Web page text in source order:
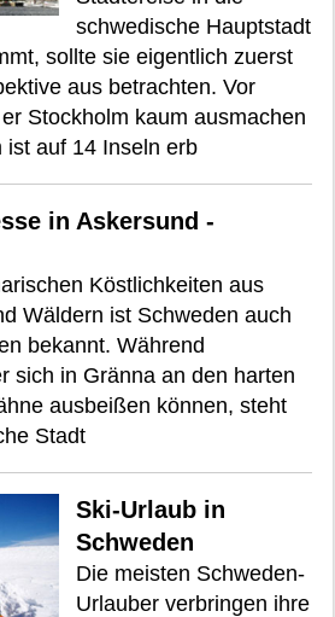
schwedische Hauptstadt
sollte sie eigentlich zuerst
aus betrachten. Vor
Stockholm kaum ausmachen
ist auf 14 Inseln erb
in Askersund -
Köstlichkeiten aus
Wäldern ist Schweden auch
bekannt. Während
sich in Gränna an den harten
ausbeißen können, steht
Stadt
Ski-Urlaub in
Schweden
Die meisten Schweden-
Urlauber verbringen ihre